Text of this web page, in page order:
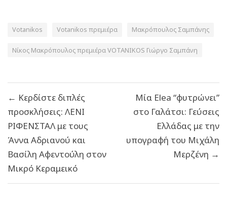
Votanikos Votanikos πρεμιέρα Μακρόπουλος Σαμπάνης
Νίκος Μακρόπουλος πρεμιέρα VOTANIKOS Γιώργο Σαμπάνη
άρθρων
← Κερδίστε διπλές
προσκλήσεις: ΛΕΝΙ
ΡΙΦΕΝΣΤΑΛ με τους
Άννα Αδριανού και
Βασίλη Αφεντούλη στον
Μικρό Κεραμεικό
Μία Elea “φυτρώνει”
στο Γαλάτσι: Γεύσεις
Ελλάδας με την
υπογραφή του Μιχάλη
Μερζένη →